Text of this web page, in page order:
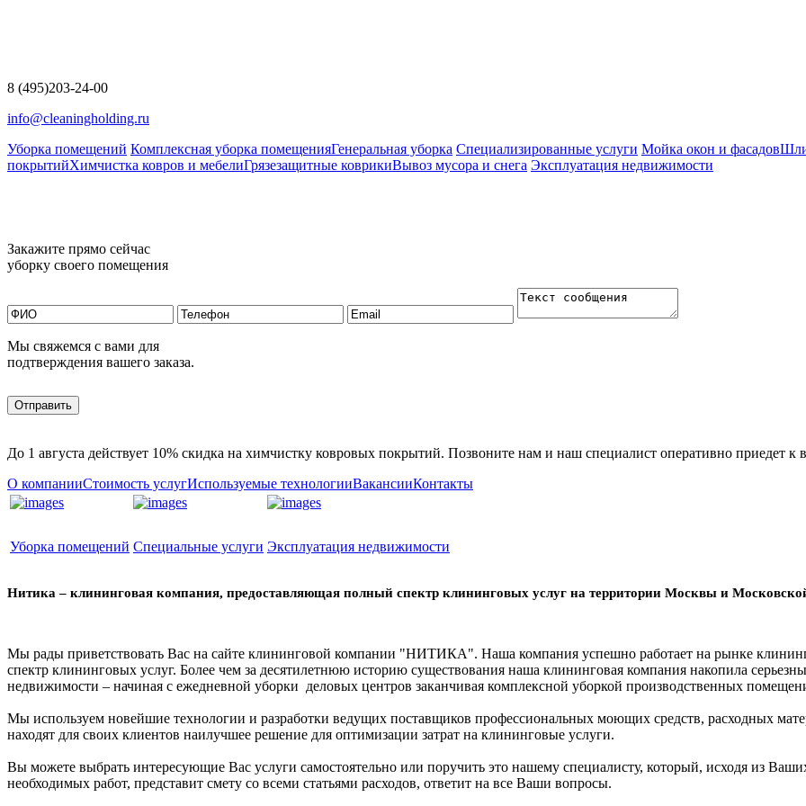
8 (495)203-24-00
info@cleaningholding.ru
Уборка помещений Комплексная уборка помещенияГенеральная уборка Специализированные услуги Мойка окон и фасадов
покрытийХимчистка ковров и мебелиГрязезащитные коврикиВывоз мусора и снега Эксплуатация недвижимости
Закажите прямо сейчас
уборку своего помещения
Мы свяжемся с вами для
подтверждения вашего заказа.
До 1 августа действует 10% скидка на химчистку ковровых покрытий. Позвоните нам и наш специалист оперативно приедет к
О компанииСтоимость услугИспользуемые технологииВакансииКонтакты
Уборка помещений Специальные услуги Эксплуатация недвижимости
Нитика – клининговая компания, предоставляющая полный спектр клининговых услуг на территории Москвы и
Мы рады приветствовать Вас на сайте клининговой компании "НИТИКА". Наша компания успешно работает на рынке
спектр клининговых услуг. Более чем за десятилетнюю историю существования наша клининговая компания накопила
недвижимости – начиная с ежедневной уборки деловых центров заканчивая комплексной уборкой производственных
Мы используем новейшие технологии и разработки ведущих поставщиков профессиональных моющих средств, расходных
находят для своих клиентов наилучшее решение для оптимизации затрат на клининговые услуги.
Вы можете выбрать интересующие Вас услуги самостоятельно или поручить это нашему специалисту, который, исходя из
необходимых работ, представит смету со всеми статьями расходов, ответит на все Ваши вопросы.